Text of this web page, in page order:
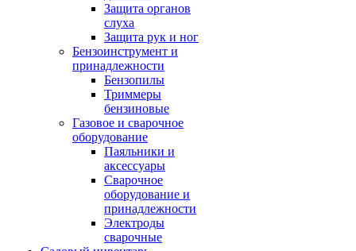
Защита органов
слуха
Защита рук и ног
Бензоинструмент и
принадлежности
Бензопилы
Триммеры
бензиновые
Газовое и сварочное
оборудование
Паяльники и
аксессуары
Сварочное
оборудование и
принадлежности
Электроды
сварочные